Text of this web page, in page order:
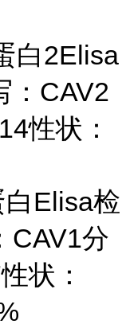
白2Elisa
：CAV2
性状：
Elisa检
CAV1分
状：